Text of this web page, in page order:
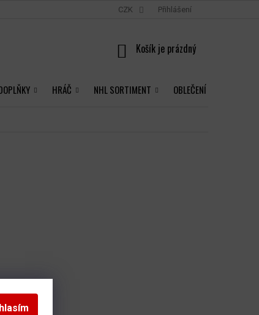
CZK Přihlášení
NÁKUPNÍ
HRÁČ NHL SORTIMENT OBLEČENÍ